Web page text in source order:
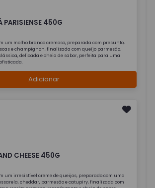
PARISIENSE 450G
um molho branco cremoso, preparada com presunto,
e champignon, finalizada com queijo parmesão.
delicada e cheia de sabor, perfeita para uma
Adicionar
CHEESE 450G
um irresistível creme de queijos, preparado com uma
cheddar, parmesão e catupiry, finalizada com